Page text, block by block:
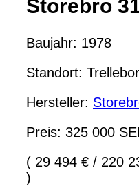
Storebro
Baujahr: 1978
Standort:
Hersteller:
Preis: 325 000
( 29 494 € / 220
)